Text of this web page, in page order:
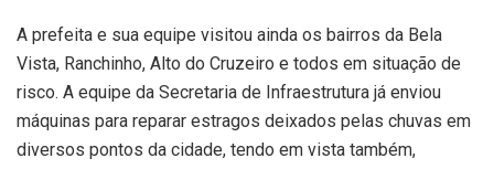
A prefeita e sua equipe visitou ainda os bairros da Bela
Vista, Ranchinho, Alto do Cruzeiro e todos em situação de
risco. A equipe da Secretaria de Infraestrutura já enviou
máquinas para reparar estragos deixados pelas chuvas em
diversos pontos da cidade, tendo em vista também,